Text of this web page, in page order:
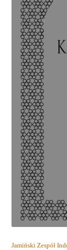
Pomoce
Jamiński Zespół